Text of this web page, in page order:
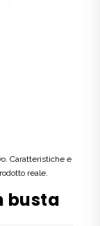
Caratteristiche e
reale.
busta